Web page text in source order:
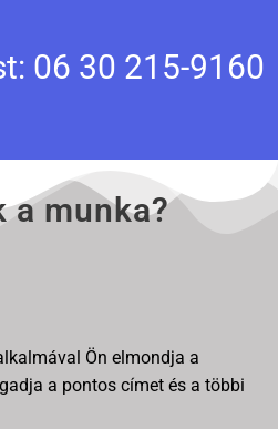
06 30 215-9160
a munka?
Ön elmondja a
a pontos címet és a többi